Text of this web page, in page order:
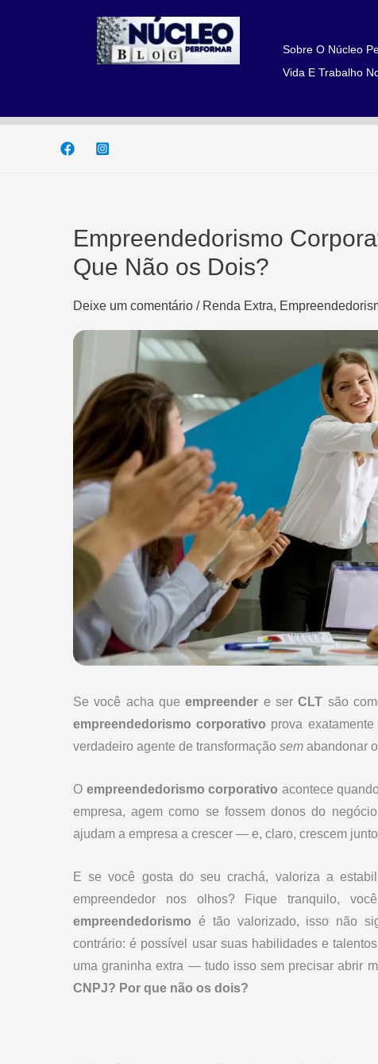
Sobre O Núcleo
Vida E Trabalho
Empreendedorismo
Que Não os Dois?
Deixe um comentário / Renda Extra,
Se você acha queempreender e serCLT são
empreendedorismo corporativo prova
verdadeiro agente de transformação sem abandonar
O empreendedorismo corporativo acontece
empresa, agem como se fossem donos do
ajudam a empresa a crescer — e, claro, crescem
E se você gosta do seu crachá, valoriza a
empreendedor nos olhos? Fique tranquilo,
empreendedorismo é tão valorizado, isso não
contrário: é possível usar suas habilidades e
uma graninha extra — tudo isso sem precisar abrir
CNPJ? Por que não os dois?